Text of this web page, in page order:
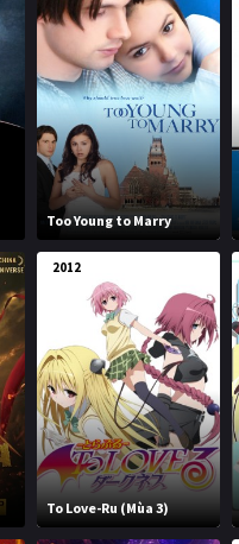
Too Young to Marry
2012
To Love-Ru (Mùa 3)